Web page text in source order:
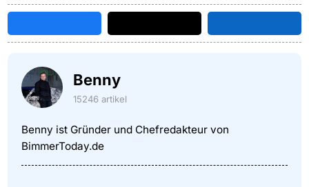
Benny
15246 artikel
Benny ist Gründer und Chefredakteur von
BimmerToday.de